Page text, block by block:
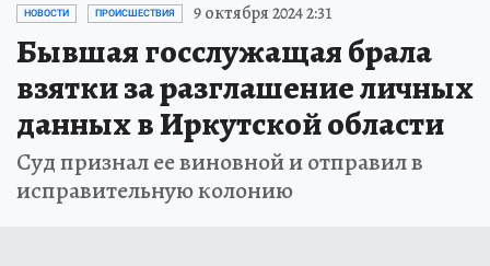
НОВОСТИ ПРОИСШЕСТВИЯ 9 октября 2024 2:31
Бывшая госслужащая брала
взятки за разглашение личных
данных в Иркутской области
Суд признал ее виновной и отправил в
исправительную колонию